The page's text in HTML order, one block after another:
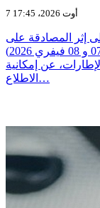
7 أوت 2026، 17:45
إثر المصادقة على
النتائج النهائية للإختبارات الكتابية (بتواريخ 07 و 08 فيفري 2026)
عن إمكانية
الاطلاع…